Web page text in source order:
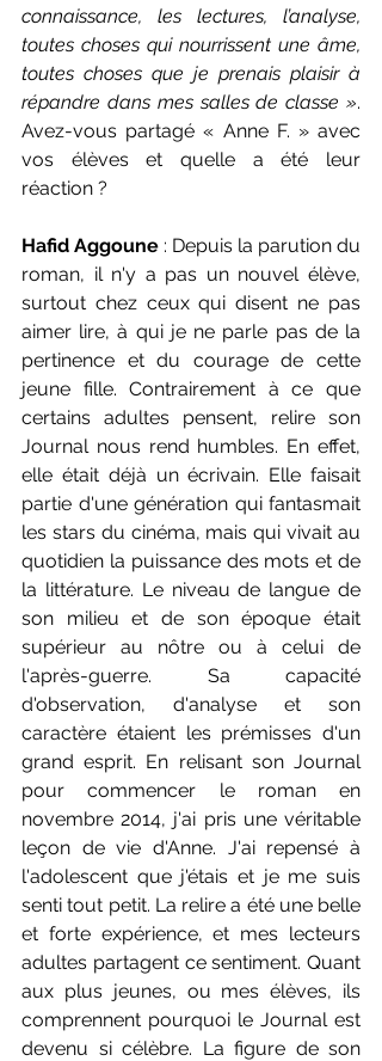
connaissance, les lectures, l’analyse,
toutes choses qui nourrissent une âme,
toutes choses que je prenais plaisir à
répandre dans mes salles de classe ».
Avez-vous partagé « Anne F. » avec
vos élèves et quelle a été leur
réaction ?
Hafid Aggoune : Depuis la parution du
roman, il n'y a pas un nouvel élève,
surtout chez ceux qui disent ne pas
aimer lire, à qui je ne parle pas de la
pertinence et du courage de cette
jeune fille. Contrairement à ce que
certains adultes pensent, relire son
Journal nous rend humbles. En effet,
elle était déjà un écrivain. Elle faisait
partie d'une génération qui fantasmait
les stars du cinéma, mais qui vivait au
quotidien la puissance des mots et de
la littérature. Le niveau de langue de
son milieu et de son époque était
supérieur au nôtre ou à celui de
l'après-guerre. Sa capacité
d'observation, d'analyse et son
caractère étaient les prémisses d'un
grand esprit. En relisant son Journal
pour commencer le roman en
novembre 2014, j'ai pris une véritable
leçon de vie d'Anne. J'ai repensé à
l'adolescent que j'étais et je me suis
senti tout petit. La relire a été une belle
et forte expérience, et mes lecteurs
adultes partagent ce sentiment. Quant
aux plus jeunes, ou mes élèves, ils
comprennent pourquoi le Journal est
devenu si célèbre. La figure de son